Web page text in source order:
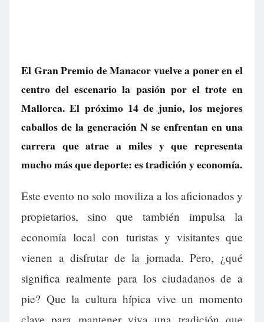
El Gran Premio de Manacor vuelve a poner en el
centro del escenario la pasión por el trote en
Mallorca. El próximo 14 de junio, los mejores
caballos de la generación N se enfrentan en una
carrera que atrae a miles y que representa
mucho más que deporte: es tradición y economía.
Este evento no solo moviliza a los aficionados y
propietarios, sino que también impulsa la
economía local con turistas y visitantes que
vienen a disfrutar de la jornada. Pero, ¿qué
significa realmente para los ciudadanos de a
pie? Que la cultura hípica vive un momento